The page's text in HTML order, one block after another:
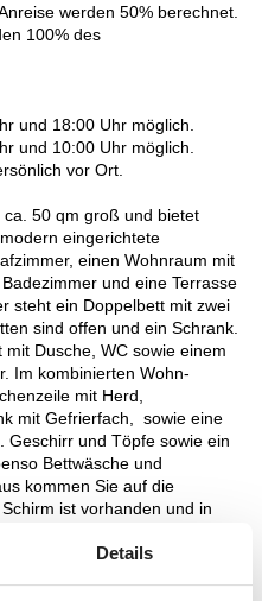
werden 50% berechnet.
100% des
und 18:00 Uhr möglich.
und 10:00 Uhr möglich.
vor Ort.
50 qm groß und bietet
eingerichtete
einen Wohnraum mit
und eine Terrasse
steht ein Doppelbett mit zwei
sind offen und ein Schrank.
Dusche, WC sowie einem
Im kombinierten Wohn-
mit Herd,
mit Gefrierfach, sowie eine
Geschirr und Töpfe sowie ein
Bettwäsche und
kommen Sie auf die
ist vorhanden und in
WLAN und ein Parkplatz
Details